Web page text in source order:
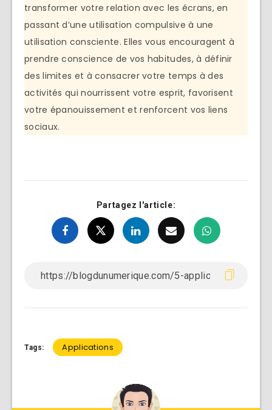
transformer votre relation avec les écrans, en
passant d’une utilisation compulsive à une
utilisation consciente. Elles vous encouragent à
prendre conscience de vos habitudes, à définir
des limites et à consacrer votre temps à des
activités qui nourrissent votre esprit, favorisent
votre épanouissement et renforcent vos liens
sociaux.
Partagez l'article:
Tags: Applications